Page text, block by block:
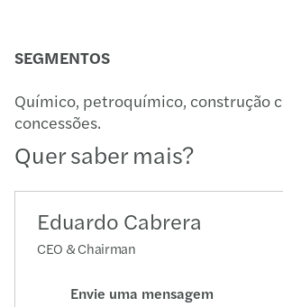
SEGMENTOS
Químico, petroquímico, construção
concessões.
Quer saber mais?
Eduardo Cabrera
CEO & Chairman
Envie uma mensagem